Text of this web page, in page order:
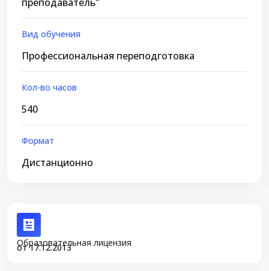
Вид обучения
Профессиональная переподготовка
Кол-во часов
540
Формат
Дистанционно
Образовательная лицензия
от 17.12.2013